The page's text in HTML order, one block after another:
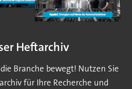
Heftarchiv
Branche bewegt! Nutzen Sie
für Ihre Recherche und